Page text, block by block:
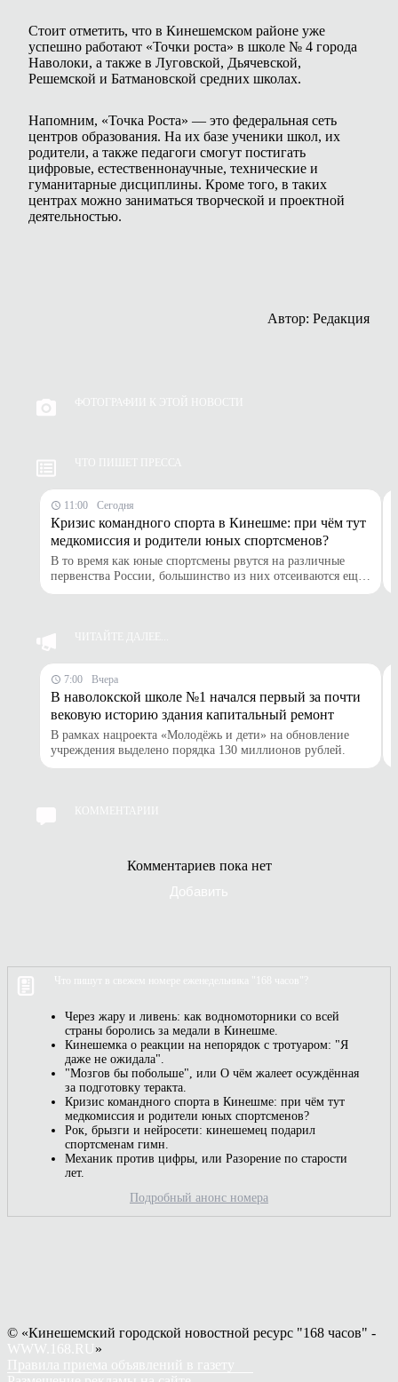
Стоит отметить, что в Кинешемском районе уже
успешно работают «Точки роста» в школе № 4 города
Наволоки, а также в Луговской, Дьячевской,
Решемской и Батмановской средних школах.
Напомним, «Точка Роста» — это федеральная сеть
центров образования. На их базе ученики школ, их
родители, а также педагоги смогут постигать
цифровые, естественнонаучные, технические и
гуманитарные дисциплины. Кроме того, в таких
центрах можно заниматься творческой и проектной
деятельностью.
Автор: Редакция
ФОТОГРАФИИ К ЭТОЙ НОВОСТИ
ЧТО ПИШЕТ ПРЕССА
11:00 Сегодня
Кризис командного спорта в Кинешме: при чём тут
медкомиссия и родители юных спортсменов?
В то время как юные спортсмены рвутся на различные
первенства России, большинство из них отсеиваются ещё
родителей, узнаём из первых уст. На наши вопросы
ответил кинешемский тренер по женскому волейболу
Андрей Воронов.
ЧИТАЙТЕ ДАЛЕЕ...
7:00 Вчера
В наволокской школе №1 начался первый за почти
вековую историю здания капитальный ремонт
В рамках нацроекта «Молодёжь и дети» на обновление
учреждения выделено порядка 130 миллионов рублей.
КОММЕНТАРИИ
Комментариев пока нет
Добавить
Что пишут в свежем номере еженедельника "168 часов"?
Через жару и ливень: как водномоторники со всей
страны боролись за медали в Кинешме.
Кинешемка о реакции на непорядок с тротуаром: "Я
даже не ожидала".
"Мозгов бы побольше", или О чём жалеет осуждённая
за подготовку теракта.
Кризис командного спорта в Кинешме: при чём тут
медкомиссия и родители юных спортсменов?
Рок, брызги и нейросети: кинешемец подарил
спортсменам гимн.
Механик против цифры, или Разорение по старости
лет.
Подробный анонс номера
© «Кинешемский городской новостной ресурс "168 часов" -
WWW.168.RU»
Правила приема объявлений в газету